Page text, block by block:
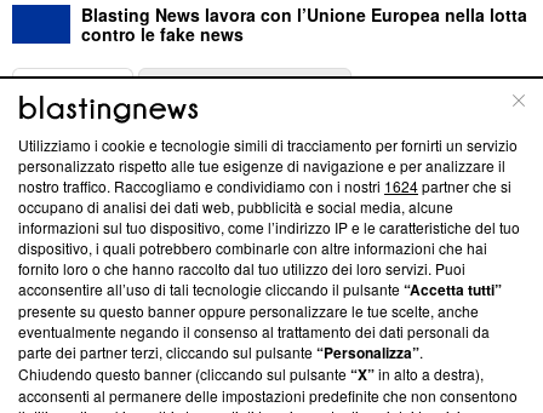
Blasting News lavora con l’Unione Europea nella lotta
contro le fake news
ABOUT
Questa sezione offre informazioni trasparenti su Blasting
News, sui nostri processi editoriali e su come ci impegniamo a
creare news di qualità. Inoltre, afferma la nostra aderenza a
‘Trust Project - News with Integrity’Blasting News non è
ancora membro del programma, ma ha richiesto di farne
parte; Trust Project non ha ancora effettuato una verifica di
conformità agli standard.
Su di noi
Team editoriale
Utilizziamo i cookie e tecnologie simili di tracciamento per fornirti un servizio
personalizzato rispetto alle tue esigenze di navigazione e per analizzare il
nostro traffico. Raccogliamo e condividiamo con i nostri 1624partner che si
occupano di analisi dei dati web, pubblicità e social media, alcune
informazioni sul tuo dispositivo, come l’indirizzo IP e le caratteristiche del tuo
dispositivo, i quali potrebbero combinarle con altre informazioni che hai
fornito loro o che hanno raccolto dal tuo utilizzo dei loro servizi. Puoi
acconsentire all’uso di tali tecnologie cliccando il pulsante“Accetta tutti”
presente su questo banner oppure personalizzare le tue scelte, anche
eventualmente negando il consenso al trattamento dei dati personali da
parte dei partner terzi, cliccando sul pulsante“Personalizza”.
Chiudendo questo banner (cliccando sul pulsante“X”in alto a destra),
acconsenti al permanere delle impostazioni predefinite che non consentono